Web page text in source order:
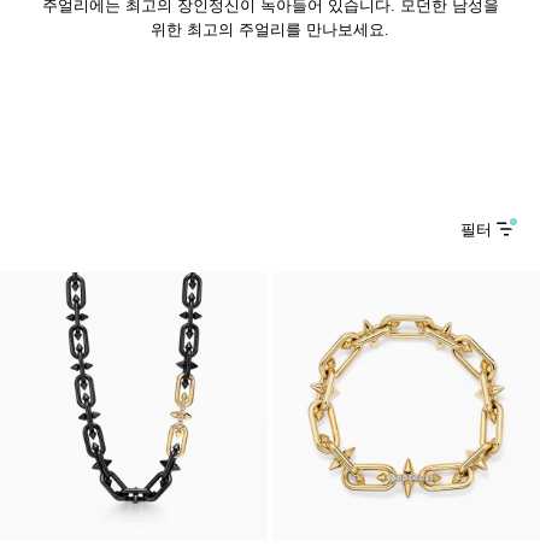
위한 최고의 주얼리를 만나보세요.
필터